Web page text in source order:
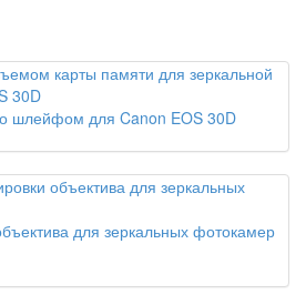
шлейфом для Canon EOS 30D
для зеркальных фотокамер